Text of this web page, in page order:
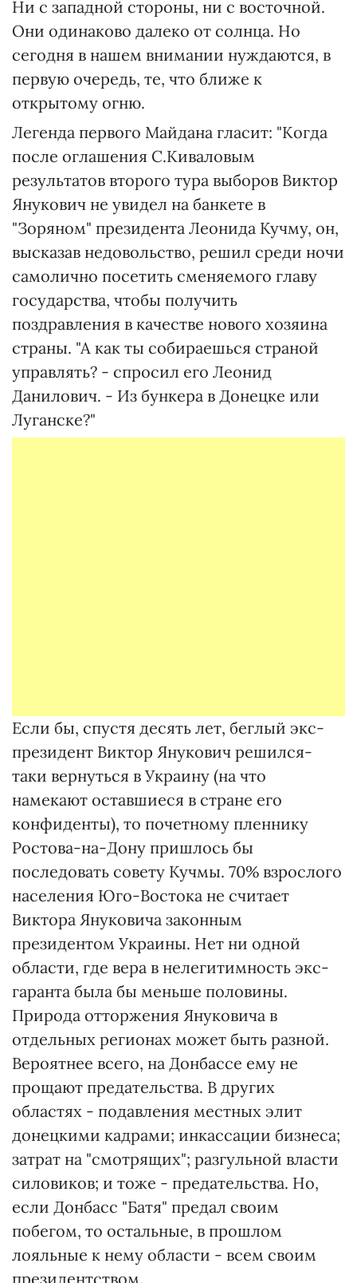
Ни с западной стороны, ни с восточной.
Они одинаково далеко от солнца. Но
сегодня в нашем внимании нуждаются, в
первую очередь, те, что ближе к
открытому огню.
Легенда первого Майдана гласит: "Когда
после оглашения С.Киваловым
результатов второго тура выборов Виктор
Янукович не увидел на банкете в
"Зоряном" президента Леонида Кучму, он,
высказав недовольство, решил среди ночи
самолично посетить сменяемого главу
государства, чтобы получить
поздравления в качестве нового хозяина
страны. "А как ты собираешься страной
управлять? - спросил его Леонид
Данилович. - Из бункера в Донецке или
Луганске?"
Если бы, спустя десять лет, беглый экс-
президент Виктор Янукович решился-
таки вернуться в Украину (на что
намекают оставшиеся в стране его
конфиденты), то почетному пленнику
Ростова-на-Дону пришлось бы
последовать совету Кучмы. 70% взрослого
населения Юго-Востока не считает
Виктора Януковича законным
президентом Украины. Нет ни одной
области, где вера в нелегитимность экс-
гаранта была бы меньше половины.
Природа отторжения Януковича в
отдельных регионах может быть разной.
Вероятнее всего, на Донбассе ему не
прощают предательства. В других
областях - подавления местных элит
донецкими кадрами; инкассации бизнеса;
затрат на "смотрящих"; разгульной власти
силовиков; и тоже - предательства. Но,
если Донбасс "Батя" предал своим
побегом, то остальные, в прошлом
лояльные к нему области - всем своим
президентством.